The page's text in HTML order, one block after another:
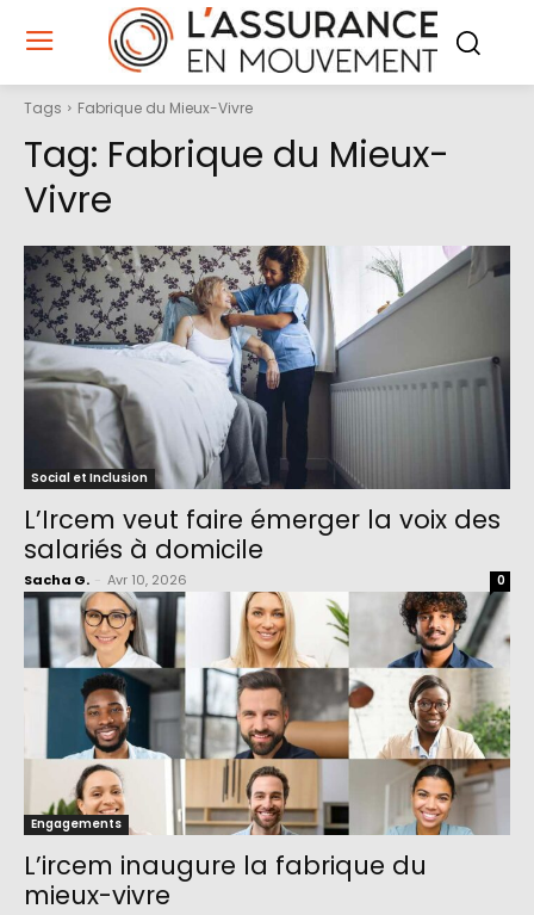
Tags Fabrique du Mieux-Vivre
Tag: Fabrique du Mieux-
Vivre
Social et Inclusion
L’Ircem veut faire émerger la voix des
salariés à domicile
Sacha G. Avr 10, 2026 0
Engagements
L’ircem inaugure la fabrique du
mieux-vivre